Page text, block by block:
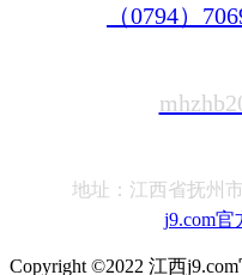
（0794）
地址：江西省抚州
j9.com
Copyright ©2022 江西